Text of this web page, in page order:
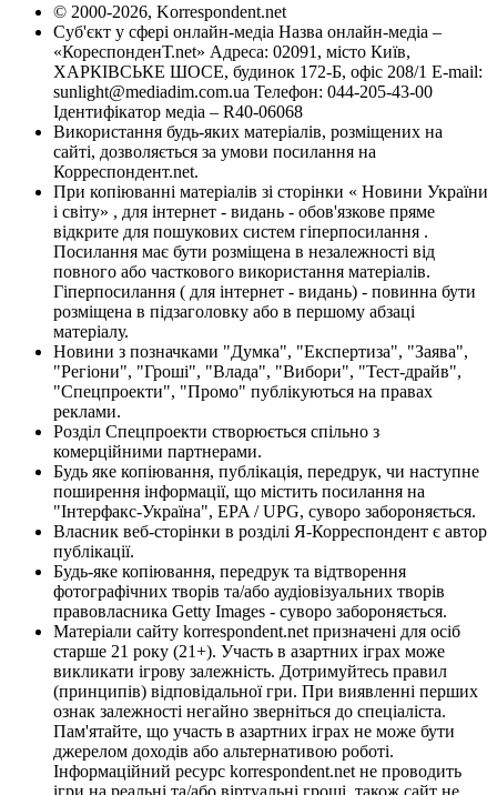
© 2000-2026, Korrespondent.net
Суб'єкт у сфері онлайн-медіа Назва онлайн-медіа –
«КореспонденТ.net» Адреса: 02091, місто Київ,
ХАРКІВСЬКЕ ШОСЕ, будинок 172-Б, офіс 208/1 E-mail:
sunlight@mediadim.com.ua Телефон: 044-205-43-00
Ідентифікатор медіа – R40-06068
Використання будь-яких матеріалів, розміщених на
сайті, дозволяється за умови посилання на
Корреспондент.net.
При копіюванні матеріалів зі сторінки « Новини України
і світу» , для інтернет - видань - обов'язкове пряме
відкрите для пошукових систем гіперпосилання .
Посилання має бути розміщена в незалежності від
повного або часткового використання матеріалів.
Гіперпосилання ( для інтернет - видань) - повинна бути
розміщена в підзаголовку або в першому абзаці
матеріалу.
Новини з позначками "Думка", "Експертиза", "Заява",
"Регіони", "Гроші", "Влада", "Вибори", "Тест-драйв",
"Спецпроекти", "Промо" публікуються на правах
реклами.
Розділ Спецпроекти створюється спільно з
комерційними партнерами.
Будь яке копіювання, публікація, передрук, чи наступне
поширення інформації, що містить посилання на
"Інтерфакс-Україна", EPA / UPG, суворо забороняється.
Власник веб-сторінки в розділі Я-Корреспондент є автор
публікації.
Будь-яке копіювання, передрук та відтворення
фотографічних творів та/або аудіовізуальних творів
правовласника Getty Images - суворо забороняється.
Матеріали сайту korrespondent.net призначені для осіб
старше 21 року (21+). Участь в азартних іграх може
викликати ігрову залежність. Дотримуйтесь правил
(принципів) відповідальної гри. При виявленні перших
ознак залежності негайно зверніться до спеціаліста.
Пам'ятайте, що участь в азартних іграх не може бути
джерелом доходів або альтернативою роботі.
Інформаційний ресурс korrespondent.net не проводить
ігри на реальні та/або віртуальні гроші, також сайт не